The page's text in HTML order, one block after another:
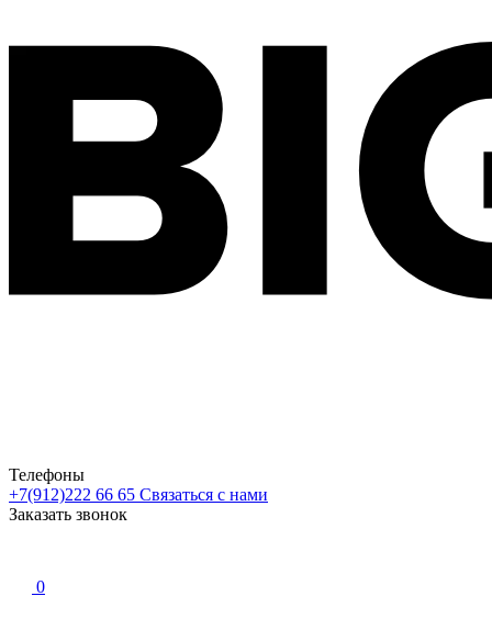
Телефоны
+7(912)222 66 65 Связаться с нами
Заказать звонок
0